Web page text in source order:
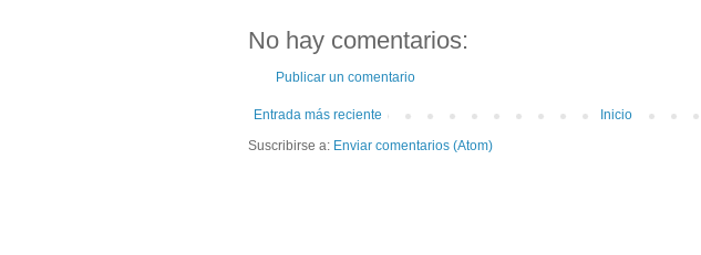
No hay comentarios:
Publicar un comentario
Entrada más reciente
Inicio
Suscribirse a: Enviar comentarios (Atom)